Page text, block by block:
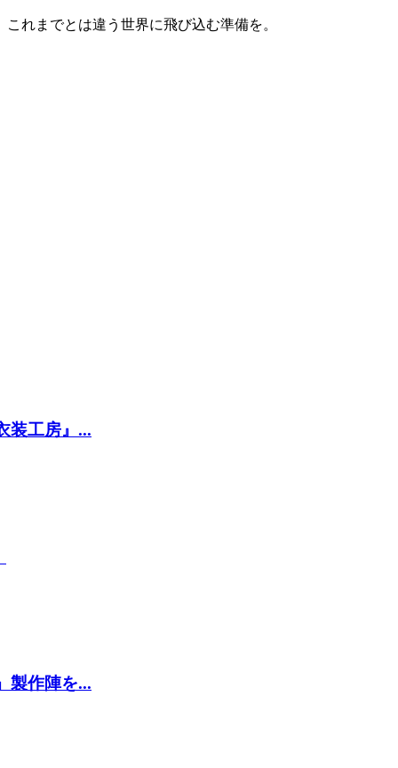
れまでとは違う世界に飛び込む準備を。
装工房』...
製作陣を...